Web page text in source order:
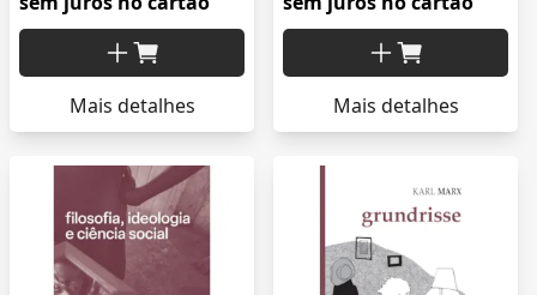
Mais detalhes Mais detalhes